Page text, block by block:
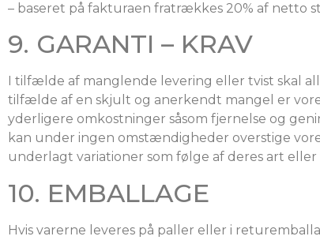
– baseret på fakturaen fratrækkes 20% af netto
9. GARANTI – KRAV
I tilfælde af manglende levering eller tvist skal
tilfælde af en skjult og anerkendt mangel er
yderligere omkostninger såsom fjernelse og
kan under ingen omstændigheder overstige
underlagt variationer som følge af deres art
10. EMBALLAGE
Hvis varerne leveres på paller eller i